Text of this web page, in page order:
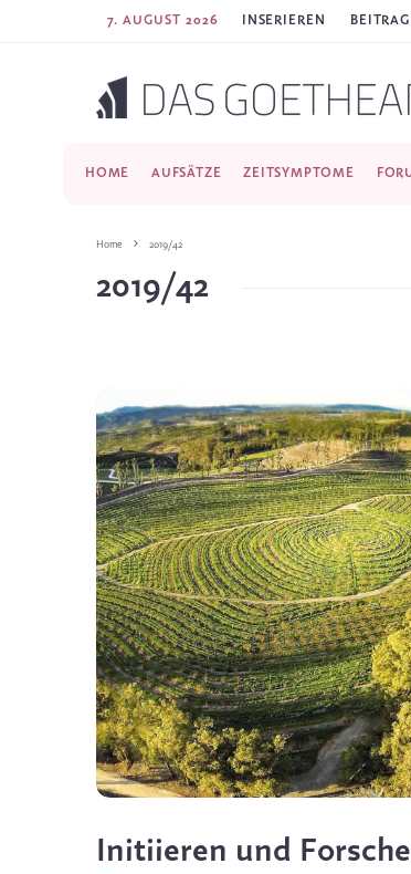
7. AUGUST 2026 INSERIEREN
HOME AUFSÄTZE ZEITSYMPTOME
Home 2019/42
2019/42
Initiieren und